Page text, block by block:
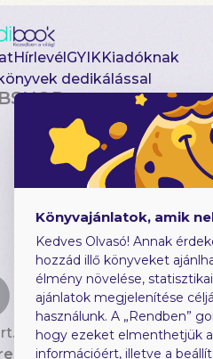
HírlevélGYIKKiadóknak
dedikálással
Csomagajánlatok
Akciósak
Előjegyezhetők
Újdonságok
Gyerekkönyvek
Heti toplista
Ajándékutalvány
Blog
Minden jog fenntartva.
Könyvajánlatok, amik
Kedves Olvasó! Annak
hozzád illő könyveket
élmény növelése,
ajánlatok megjelenítése
használunk. A „Rendben”
hogy ezeket elmenthetjük
információért, illetve a